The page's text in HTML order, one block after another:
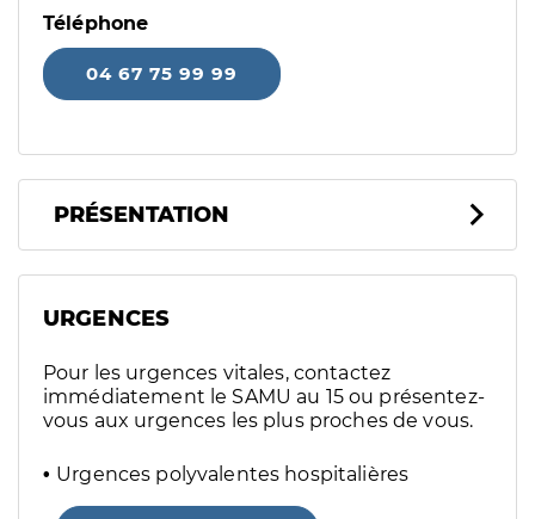
Téléphone
04 67 75 99 99
PRÉSENTATION
URGENCES
Pour les urgences vitales, contactez
immédiatement le SAMU au 15 ou présentez-
vous aux urgences les plus proches de vous.
Urgences polyvalentes hospitalières